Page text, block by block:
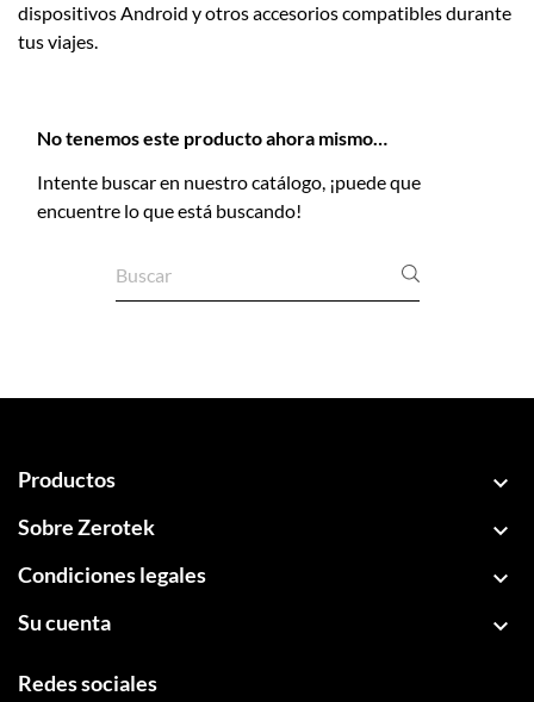
dispositivos Android y otros accesorios compatibles durante
tus viajes.
No tenemos este producto ahora mismo…
Intente buscar en nuestro catálogo, ¡puede que
encuentre lo que está buscando!
Productos 
Sobre Zerotek 
Condiciones legales 
Su cuenta 
Redes sociales